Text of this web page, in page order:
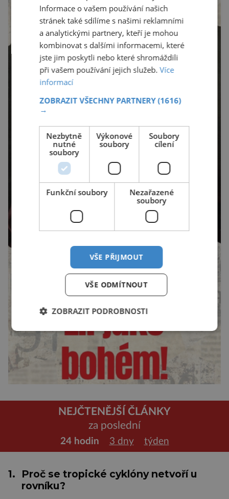
NEJČTENĚJŠÍ ČLÁNKY
za poslední
24 hodin 3 dny týden
1.
Proč se tropické cyklóny netvoří u
rovníku?
Informace o vašem používání našich
stránek také sdílíme s našimi reklamními
a analytickými partnery, kteří je mohou
kombinovat s dalšími informacemi, které
jste jim poskytli nebo které shromáždili
při vašem používání jejich služeb.Více
informací
ZOBRAZIT VŠECHNY PARTNERY(1616)
→
Nezbytně
nutné
soubory
Výkonové
soubory
Soubory
cílení
Funkční soubory
Nezařazené
soubory
VŠE PŘIJMOUT
VŠE ODMÍTNOUT
ZOBRAZIT PODROBNOSTI